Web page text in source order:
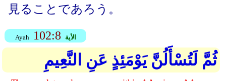
見ることであろう。
Ayah 102:8 الأية
ثُمَّ لَتُسْأَلُنَّ يَوْمَئِذٍ عَنِ النَّعِيمِ